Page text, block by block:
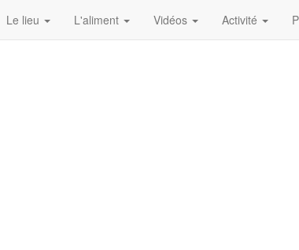
Le lieu L'aliment Vidéos Activité